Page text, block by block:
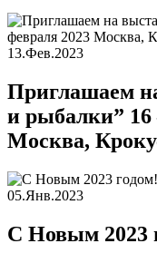
13.Фев.2023
Приглашаем
и рыбалки” 16
Москва,
05.Янв.2023
С Новым 2023